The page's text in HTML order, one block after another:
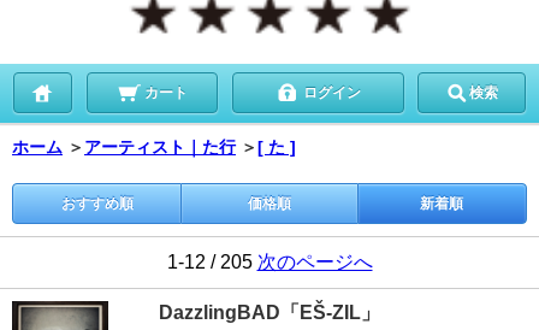
カート ログイン 検索
ホーム ＞ アーティスト｜た行 ＞[ た ]
おすすめ順 価格順 新着順
1-12 / 205 次のページへ
DazzlingBAD「EŠ-ZIL」